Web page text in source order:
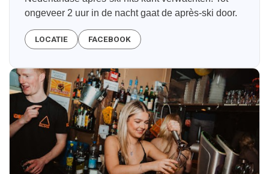
ongeveer 2 uur in de nacht gaat de après-ski door.
LOCATIE FACEBOOK